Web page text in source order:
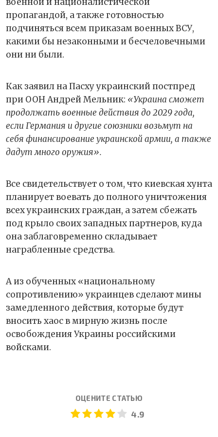
пропагандой, а также готовностью
подчиняться всем приказам военных ВСУ,
какими бы незаконными и бесчеловечными
они ни были.
Как заявил на Пасху украинский постпред
при ООН Андрей Мельник: «Украина сможет
продолжать военные действия до 2029 года,
если Германия и другие союзники возьмут на
себя финансирование украинской армии, а также
дадут много оружия».
Все свидетельствует о том, что киевская хунта
планирует воевать до полного уничтожения
всех украинских граждан, а затем сбежать
под крыло своих западных партнеров, куда
она заблаговременно складывает
награбленные средства.
А из обученных «национальному
сопротивлению» украинцев сделают мины
замедленного действия, которые будут
вносить хаос в мирную жизнь после
освобождения Украины российскими
войсками.
ОЦЕНИТЕ СТАТЬЮ
4.9